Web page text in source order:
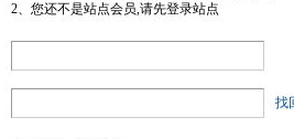
2、您还不是站点会员,请先登录站点
找